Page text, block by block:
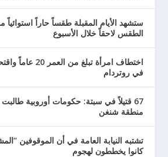
ستشهد الأيام المقبلة طقساً حاراً
الطقس لاحقاً خلال الأسبوع
اختطاف امرأة تبلغ
في روتردام
67 قتيلاً في سبتة: حكومات أوروبية طالبت
منطقة شنغن
تشتبه النيابة العامة في أن الموقوفين
كانوا يخططون لهجوم